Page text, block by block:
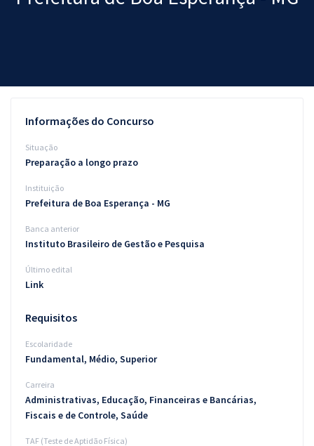
Questões grátis
Blog
Aprovados
Atendimento
Informações do Concurso
Situação
Preparação a longo prazo
Instituição
Prefeitura de Boa Esperança - MG
Banca anterior
Instituto Brasileiro de Gestão e Pesquisa
Último edital
Link
Requisitos
Escolaridade
Fundamental, Médio, Superior
Carreira
Administrativas, Educação, Financeiras e Bancárias,
Fiscais e de Controle, Saúde
TAF (Teste de Aptidão Física)